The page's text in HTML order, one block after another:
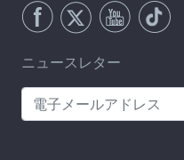
ニュースレター